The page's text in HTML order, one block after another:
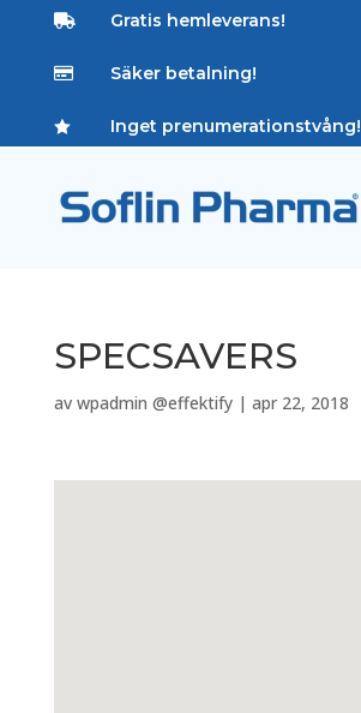
 Gratis hemleverans!
 Säker betalning!
 Inget prenumerationstvång!
SPECSAVERS
av wpadmin @effektify| apr 22, 2018